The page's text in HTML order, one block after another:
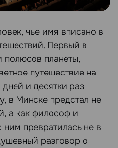
чье имя вписано в
Первый в
полюсов планеты,
путешествие на
и десятки раз
в Минске предстал не
а как философ и
ним превратилась не в
разговор о